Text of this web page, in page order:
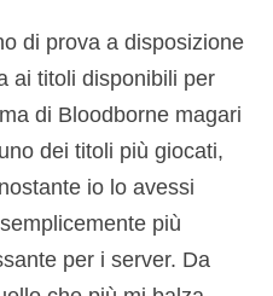
di prova a disposizione
ai titoli disponibili per
di Bloodborne magari
dei titoli più giocati,
io lo avessi
più
per i server. Da